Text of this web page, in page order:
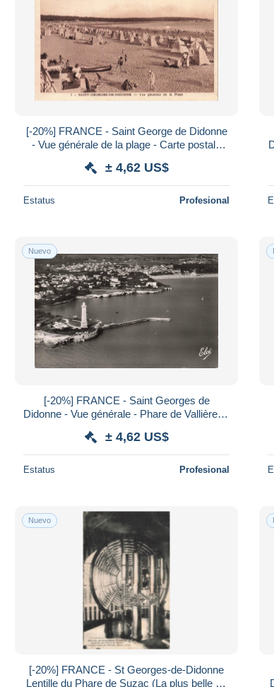
[-20%] FRANCE - Saint George de Didonne
- Vue générale de la plage - Carte postale
± 4,62 US$
Estatus Profesional
Nuevo
[-20%] FRANCE - Saint Georges de
Didonne - Vue générale - Phare de Vallières -
± 4,62 US$
Estatus Profesional
Nuevo
[-20%] FRANCE - St Georges-de-Didonne
Lentille du Phare de Suzac (La plus belle du